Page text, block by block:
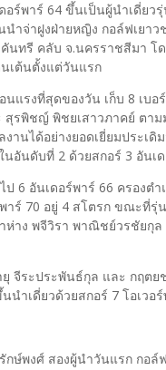
ร์พาร์ 64 ขึ้นเป็นผู้นำเดี่ย
ำจ่าฝูงฝ่ายหญิง กอล์ฟเยา
ทรี คลับ จ.นครราชสีมา โ
เต้นตั้งแต่วันแรก
รงที่สุดของวัน เก็บ 8 เบอ
รพิชญ์ พิชยเสาวภาคย์ ตา
นได้อย่างยอดเยี่ยมประเดิ
อันดับที่ 2 ด้วยสกอร์ 3 อันเด
6 อันเดอร์พาร์ 66 ครองต
าร์ 70 อยู่ 4 สโตรก ขณะ
าง พจีวิรา พาณิชย์วรชัยกุล
จีระประพันธ์กุล และ กฤต
ำเดี่ยวด้วยสกอร์ 7 โอเวอร์
พงศ์ สองผู้นำวันแรก กอล์